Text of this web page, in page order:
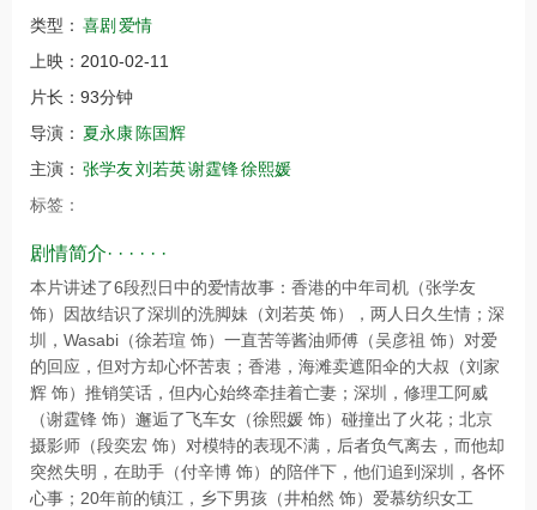
类型： 喜剧 爱情
上映： 2010-02-11
片长： 93分钟
导演： 夏永康 陈国辉
主演： 张学友刘若英谢霆锋徐熙媛
标签：
剧情简介· · · · · ·
本片讲述了6段烈日中的爱情故事：香港的中年司机（张学友
饰）因故结识了深圳的洗脚妹（刘若英 饰），两人日久生情；深
圳，Wasabi（徐若瑄 饰）一直苦等酱油师傅（吴彦祖 饰）对爱
的回应，但对方却心怀苦衷；香港，海滩卖遮阳伞的大叔（刘家
辉 饰）推销笑话，但内心始终牵挂着亡妻；深圳，修理工阿威
（谢霆锋 饰）邂逅了飞车女（徐熙媛 饰）碰撞出了火花；北京
摄影师（段奕宏 饰）对模特的表现不满，后者负气离去，而他却
突然失明，在助手（付辛博 饰）的陪伴下，他们追到深圳，各怀
心事；20年前的镇江，乡下男孩（井柏然 饰）爱慕纺织女工